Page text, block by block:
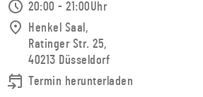
20:00 - 21:00Uhr
Henkel Saal,
Ratinger Str. 25,
40213 Düsseldorf
Termin herunterladen